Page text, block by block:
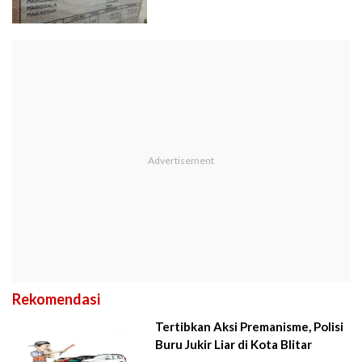
Rekomendasi
Tertibkan Aksi Premanisme, Polisi
Buru Jukir Liar di Kota Blitar